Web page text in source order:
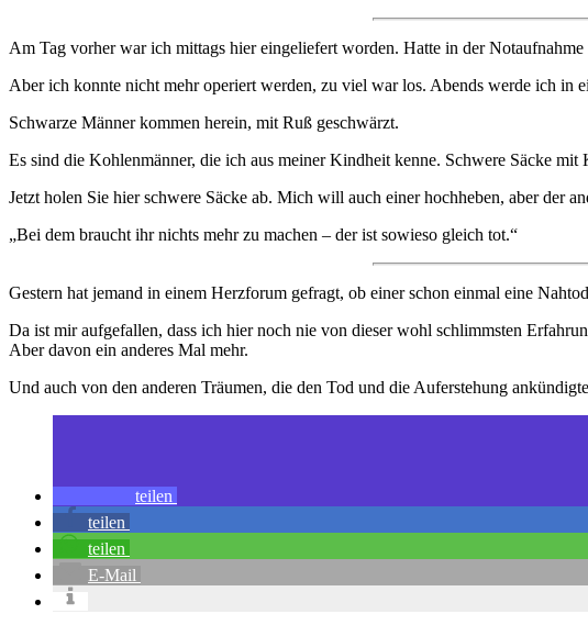
Am Tag vorher war ich mittags hier eingeliefert worden. Hatte in der
Aber ich konnte nicht mehr operiert werden, zu viel war los. Abends werde ich in
Schwarze Männer kommen herein, mit Ruß geschwärzt.
Es sind die Kohlenmänner, die ich aus meiner Kindheit kenne. Schwere Säcke
Jetzt holen Sie hier schwere Säcke ab. Mich will auch einer hochheben, aber der
„Bei dem braucht ihr nichts mehr zu machen – der ist sowieso gleich tot.“
Gestern hat jemand in einem Herzforum gefragt, ob einer schon einmal eine
Da ist mir aufgefallen, dass ich hier noch nie von dieser wohl schlimmsten
Aber davon ein anderes Mal mehr.
Und auch von den anderen Träumen, die den Tod und die Auferstehung
teilen
teilen
teilen
E-Mail